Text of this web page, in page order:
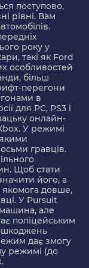
поступово,
рівні. Вам
року у
такі як Ford
особливостей
більш
перегони
в
для PC, PS3 і
онлайн-
У режимі
гравців.
Щоб стати
його, а
якомога довше,
У Pursuit
але
поліцейським
дає змогу
режимі (до